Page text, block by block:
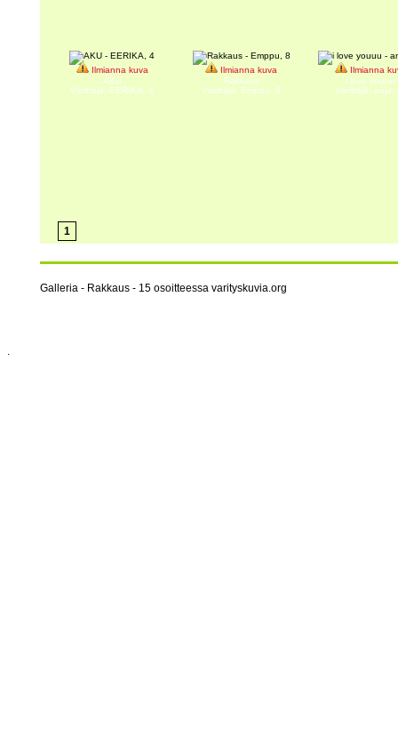
Ilmianna kuva
AKU
Värittäjä: EERIKA, 4
Ilmianna kuva
Rakkaus
Värittäjä: Emppu, 8
Ilmianna
i love youuu
Värittäjä: anja,
1
Galleria - Rakkaus - 15 osoitteessa varityskuvia.org
.